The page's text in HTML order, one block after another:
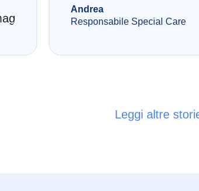
Andrea
Responsabile Special Care
Leggi altre